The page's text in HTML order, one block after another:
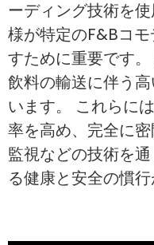
ーディング技術を
様が特定のF&Bコ
すために重要です
飲料の輸送に伴う
います。 これらに
率を高め、完全に
監視などの技術を
る健康と安全の慣行